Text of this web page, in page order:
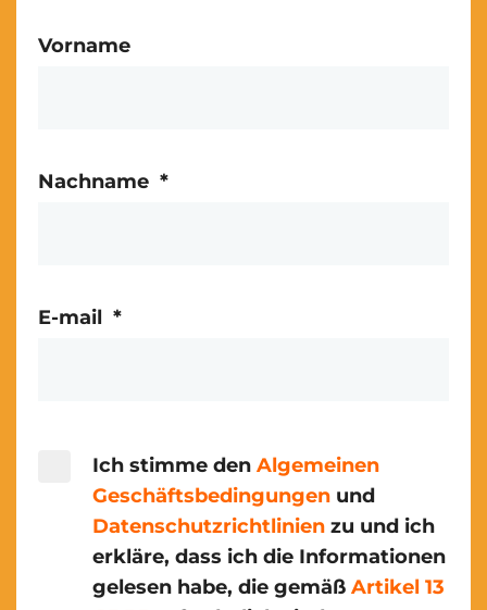
Vorname
Nachname *
E-mail *
Ich stimme den Algemeinen
Geschäftsbedingungen und
Datenschutzrichtlinien zu und ich
erkläre, dass ich die Informationen
gelesen habe, die gemäß Artikel 13